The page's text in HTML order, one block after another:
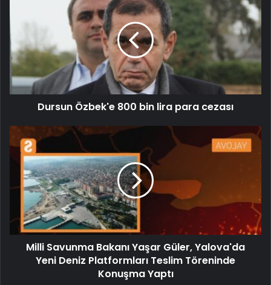
Dursun Özbek'e 800 bin lira para cezası
Milli Savunma Bakanı Yaşar Güler, Yalova'da
Yeni Deniz Platformları Teslim Töreninde
Konuşma Yaptı